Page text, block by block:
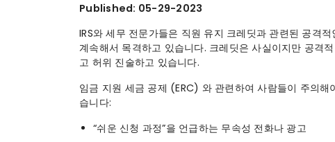
Published: 05-29-2023
IRS와 세무 전문가들은 직원 유지 크레딧과 관련된 공격
계속해서 목격하고 있습니다. 크레딧은 사실이지만 공격
고 허위 진술하고 있습니다.
임금 지원 세금 공제 (ERC) 와 관련하여 사람들이 주의
습니다:
“쉬운 신청 과정”을 언급하는 무속성 전화나 광고